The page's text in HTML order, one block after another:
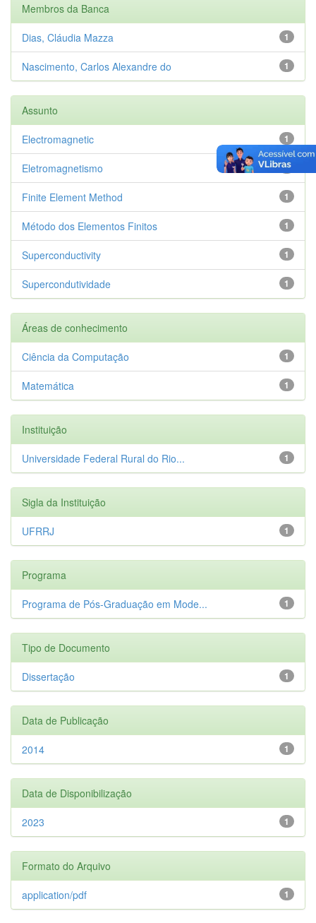
Membros da Banca
1
Dias, Cláudia Mazza
1
Nascimento, Carlos Alexandre do
Assunto
1
Electromagnetic
1
Eletromagnetismo
1
Finite Element Method
1
Método dos Elementos Finitos
1
Superconductivity
1
Supercondutividade
Áreas de conhecimento
1
Ciência da Computação
1
Matemática
Instituição
1
Universidade Federal Rural do Rio...
Sigla da Instituição
1
UFRRJ
Programa
1
Programa de Pós-Graduação em Mode...
Tipo de Documento
1
Dissertação
Data de Publicação
1
2014
Data de Disponibilização
1
2023
Formato do Arquivo
1
application/pdf